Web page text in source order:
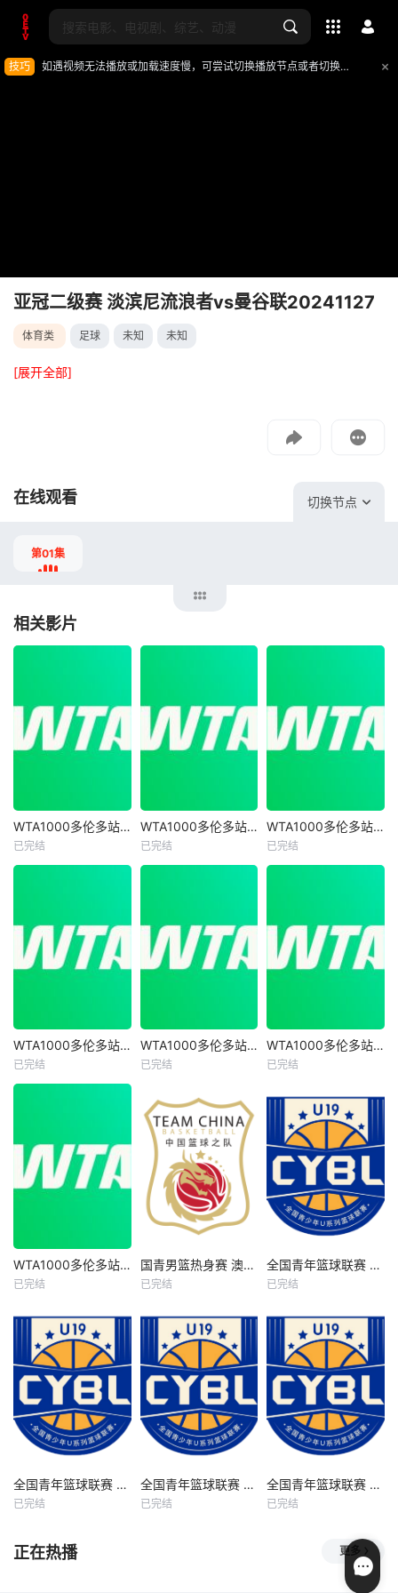
全部影片
技巧 如遇视频无法播放或加载速度慢，可尝试切换播放节点或者切换解析
收藏 0ETV.Com-免费视频分享大全 - 影视仓库网址： www.0etv.com / www.0etv.com ,记得收藏哟～
亚冠二级赛 淡滨尼流浪者vs曼谷联20241127
体育类 足球 未知 未知
[展开全部]
教程：把手机影片投到电视上播放
在线观看 切换节点
第01集
相关影片
WTA1000多伦多站女单第二轮 萨巴伦卡2-0内岛萌夏20260805 WTA1000多伦多站女单第二轮 萨巴伦卡2-0内岛萌夏20260805
已完结
WTA1000多伦多站女单第二轮 陶森0-2巴图科娃20260805 WTA1000多伦多站女单第二轮 陶森0-2巴图科娃20260805
已完结
WTA1000多伦多站女单第一轮 巴图科娃2-0安德莱斯库 20260804 WTA1000多伦多站女单第一轮 巴图科娃2-0安德莱斯库 20260804
已完结
WTA1000多伦多站女单第二轮 扎拉祖阿0-2费尔南德斯20260806 WTA1000多伦多站女单第二轮 扎拉祖阿0-2费尔南德斯20260806
已完结
WTA1000多伦多站女单第一轮 博尔特0-2克罗斯20260804 WTA1000多伦多站女单第一轮 博尔特0-2克罗斯20260804
已完结
WTA1000多伦多站女单第一轮 马里诺0-2森梅兹20260804 WTA1000多伦多站女单第一轮 马里诺0-2森梅兹20260804
已完结
WTA1000多伦多站女单第一轮 王欣瑜1-2卡萨金娜 20260804 WTA1000多伦多站女单第一轮 王欣瑜1-2卡萨金娜 20260804
已完结
国青男篮热身赛 澳大利亚纽纳华丁闪电队VS韩国东国大学20260804 国青男篮热身赛 澳大利亚纽纳华丁闪电队VS韩国东国大学20260804
已完结
全国青年篮球联赛 吉林东北虎vs青岛国信海天20260806 全国青年篮球联赛 吉林东北虎vs青岛国信海天20260806
已完结
全国青年篮球联赛 辽宁沈阳三生vs上海久事20260806 全国青年篮球联赛 辽宁沈阳三生vs上海久事20260806
已完结
全国青年篮球联赛 山东山高vs福建浔兴20260806 全国青年篮球联赛 山东山高vs福建浔兴20260806
已完结
全国青年篮球联赛 深圳新世纪vs山西汾酒20260806 全国青年篮球联赛 深圳新世纪vs山西汾酒20260806
已完结
正在热播 更多